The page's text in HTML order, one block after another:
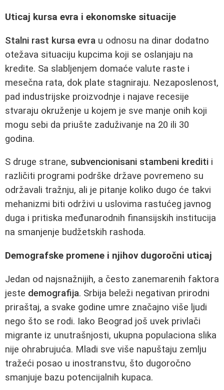
Uticaj kursa evra i ekonomske situacije
Stalni rast kursa evra u odnosu na dinar dodatno
otežava situaciju kupcima koji se oslanjaju na
kredite. Sa slabljenjem domaće valute raste i
mesečna rata, dok plate stagniraju. Nezaposlenost,
pad industrijske proizvodnje i najave recesije
stvaraju okruženje u kojem je sve manje onih koji
mogu sebi da priušte zaduživanje na 20 ili 30
godina.
S druge strane, subvencionisani stambeni krediti i
različiti programi podrške države povremeno su
održavali tražnju, ali je pitanje koliko dugo će takvi
mehanizmi biti održivi u uslovima rastućeg javnog
duga i pritiska međunarodnih finansijskih institucija
na smanjenje budžetskih rashoda.
Demografske promene i njihov dugoročni uticaj
Jedan od najsnažnijih, a često zanemarenih faktora
jeste demografija. Srbija beleži negativan prirodni
priraštaj, a svake godine umre značajno više ljudi
nego što se rodi. Iako Beograd još uvek privlači
migrante iz unutrašnjosti, ukupna populaciona slika
nije ohrabrujuća. Mladi sve više napuštaju zemlju
tražeći posao u inostranstvu, što dugoročno
smanjuje bazu potencijalnih kupaca.